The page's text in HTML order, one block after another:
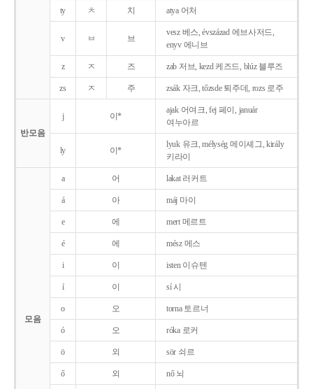
ty ㅊ 치 atya 어처
v ㅂ 브
vesz 베스, évszázad 에브사저드,
enyv 에니브
z ㅈ 즈 zab 저브, kezd 케즈드, blúz 블루즈
zs ㅈ 주 zsák 자크, tőzsde 퇴주데, rozs 로주
반모음
j 이*
ajak 어여크, fej 페이, január
여누아르
ly 이*
lyuk 유크, mélység 메이셰그, király
키라이
모음
a 어 lakat 러커트
á 아 máj 마이
e 에 mert 메르트
é 에 mész 메스
i 이 isten 이슈텐
í 이 sí 시
o 오 torna 토르너
ó 오 róka 로커
ö 외 sör 쇠르
ő 외 nő 뇌